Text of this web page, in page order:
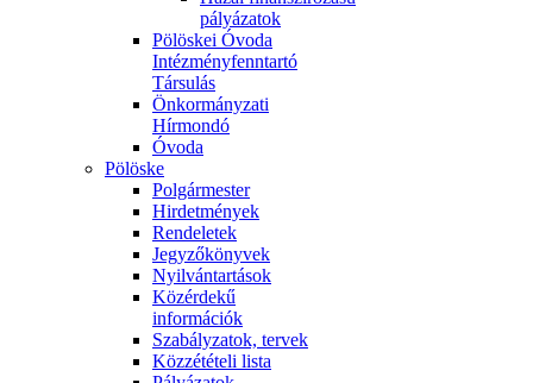
pályázatok
Pölöskei Óvoda
Intézményfenntartó
Társulás
Önkormányzati
Hírmondó
Óvoda
Pölöske
Polgármester
Hirdetmények
Rendeletek
Jegyzőkönyvek
Nyilvántartások
Közérdekű
információk
Szabályzatok, tervek
Közzétételi lista